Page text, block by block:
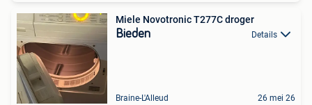
Miele Novotronic T277C droger
Bieden Details
Braine-L'Alleud 26 mei 26